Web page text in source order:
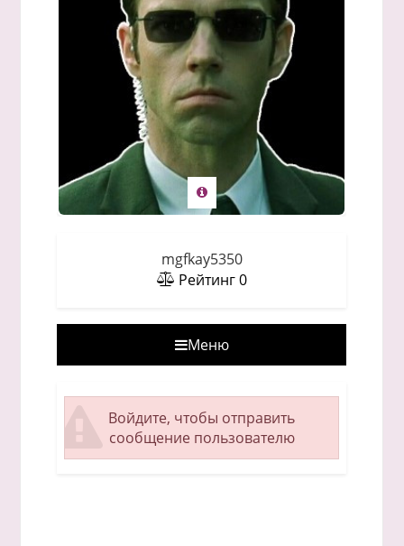
mgfkay5350
Рейтинг0
Меню
Войдите, чтобы отправить
сообщение пользователю